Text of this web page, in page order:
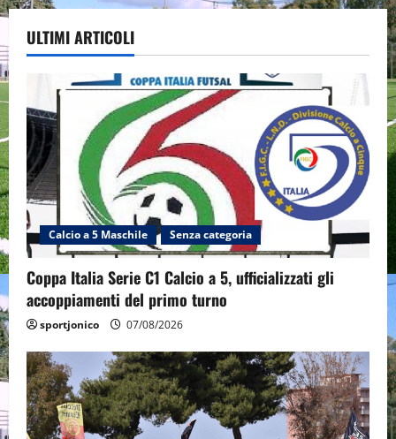
ULTIMI ARTICOLI
Calcio a 5 Maschile Senza categoria
Coppa Italia Serie C1 Calcio a 5, ufficializzati gli
accoppiamenti del primo turno
sportjonico 07/08/2026